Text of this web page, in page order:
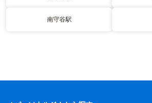
南守谷駅